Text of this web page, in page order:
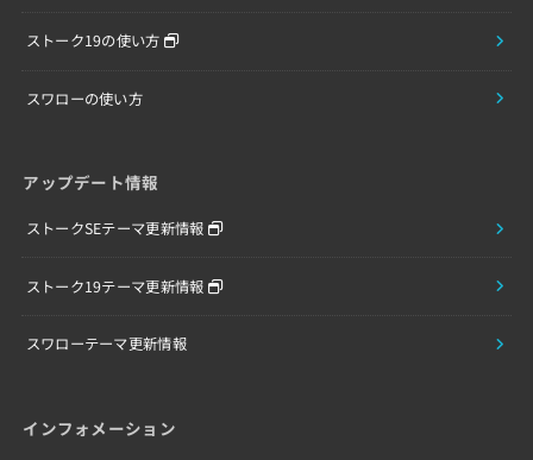
ストーク19の使い方
スワローの使い方
アップデート情報
ストークSEテーマ更新情報
ストーク19テーマ更新情報
スワローテーマ更新情報
インフォメーション